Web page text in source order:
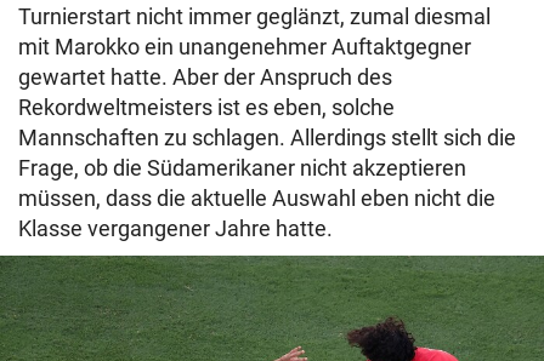
Turnierstart nicht immer geglänzt, zumal diesmal
mit Marokko ein unangenehmer Auftaktgegner
gewartet hatte. Aber der Anspruch des
Rekordweltmeisters ist es eben, solche
Mannschaften zu schlagen. Allerdings stellt sich die
Frage, ob die Südamerikaner nicht akzeptieren
müssen, dass die aktuelle Auswahl eben nicht die
Klasse vergangener Jahre hatte.